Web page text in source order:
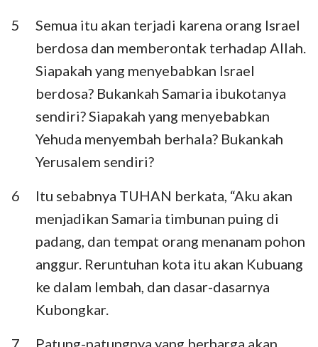
5
Semua itu akan terjadi karena orang Israel
berdosa dan memberontak terhadap Allah.
Siapakah yang menyebabkan Israel
berdosa? Bukankah Samaria ibukotanya
sendiri? Siapakah yang menyebabkan
Yehuda menyembah berhala? Bukankah
Yerusalem sendiri?
6
Itu sebabnya TUHAN berkata, “Aku akan
menjadikan Samaria timbunan puing di
padang, dan tempat orang menanam pohon
anggur. Reruntuhan kota itu akan Kubuang
ke dalam lembah, dan dasar-dasarnya
Kubongkar.
7
Patung-patungnya yang berharga akan